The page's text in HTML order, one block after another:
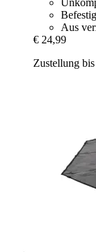
Aus
€ 24,99
Zustellung